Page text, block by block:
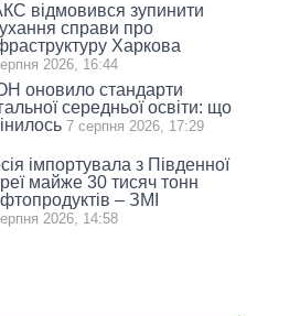
відмовився зупинити
справи про
Харкова
2026, 16:44
оновило стандарти
середньої освіти: що
7 серпня 2026, 17:29
імпортувала з Південної
майже 30 тисяч тонн
– ЗМІ
2026, 14:58